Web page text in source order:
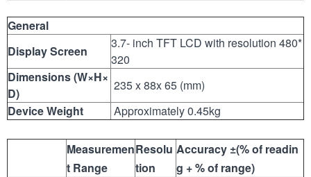
General
Display Screen
3.7- inch TFT LCD with resolution 480*
320
Dimensions (W×H×
D)
235 x 88x 65 (mm)
Device Weight
Approximately 0.45kg
Measuremen
t Range
Resolu
tion
Accuracy ±(% of readin
g + % of range)